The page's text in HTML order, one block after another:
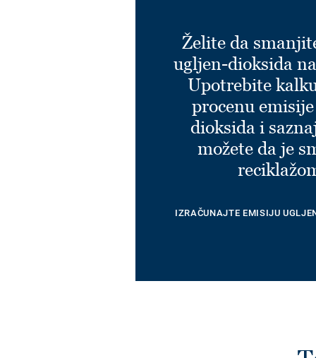
Želite da
ugljen-dioksida
Upotrebite
procenu
dioksida i
možete da je
IZRAČUNAJTE EMISIJU